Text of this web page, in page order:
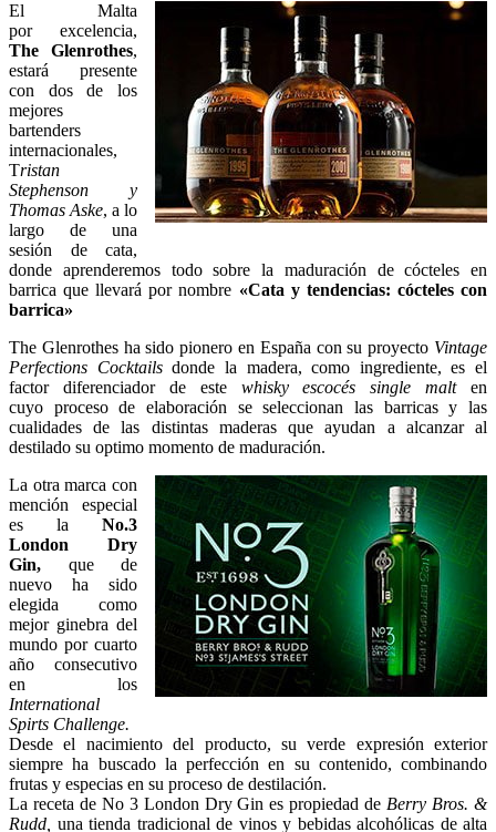
El Malta
por excelencia,
The Glenrothes,
estará presente
con dos de los
mejores
bartenders
internacionales,
Tristan
Stephenson y
Thomas Aske, a lo
largo de una
sesión de cata,
donde aprenderemos todo sobre la maduración de cócteles en
barrica que llevará por nombre «Cata y tendencias: cócteles con
barrica»
The Glenrothes ha sido pionero en España con su proyecto Vintage
Perfections Cocktailsdonde la madera, como ingrediente, es el
factor diferenciador de este whisky escocés single malt en
cuyo proceso de elaboración se seleccionan las barricas y las
cualidades de las distintas maderas que ayudan a alcanzar al
destilado su optimo momento de maduración.
La otra marca con
mención especial
es la No.3
London Dry
Gin, que de
nuevo ha sido
elegida como
mejor ginebra del
mundo por cuarto
año consecutivo
en los
International
Spirts Challenge.
Desde el nacimiento del producto, su verde expresión exterior
siempre ha buscado la perfección en su contenido, combinando
frutas y especias en su proceso de destilación.
La receta de No 3 London Dry Gin es propiedad de Berry Bros. &
Rudd, una tienda tradicional de vinos y bebidas alcohólicas de alta